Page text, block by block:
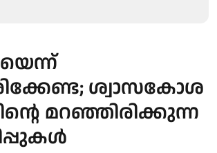
ശ്വാസകോശ
മറഞ്ഞിരിക്കുന്ന